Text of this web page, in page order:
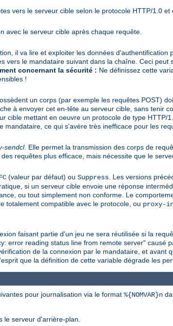
vers le serveur cible selon le protocole HTTP/1.0 et
avec le serveur cible après chaque requête.
il va lire et exploiter les données d'authentification
vers le mandataire suivant dans la chaîne. Ceci
concernant la sécurité : Ne définissez cette
!
un corps (par exemple les requêtes POST)
à envoyer cet en-tête au serveur cible, sans tenir
cible mettant en oeuvre un protocole de type HTTP/
mandataire, ce qui s'avère très inefficace pour les
sendcl. Elle permet la transmission des corps de
requêtes plus efficace, mais nécessite que le
(valeur par défaut) ou Suppress . Les versions
si un serveur cible envoie une réponse
ou tout simplement non conforme. Le
totalement compatible avec le protocole, ou proxy-
faisant partie d'un jeu ne sera réutilisée si la
error reading status line from remote server" causé
de la connexion par le mandataire, et avant
que la définition de cette variable dégrade les
pour journalisation via le format %{NOMVAR}n
le serveur d'arrière-plan.